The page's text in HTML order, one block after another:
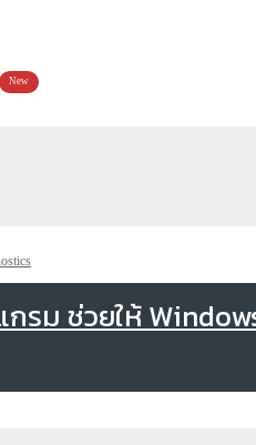
New
รม ช่วยให้